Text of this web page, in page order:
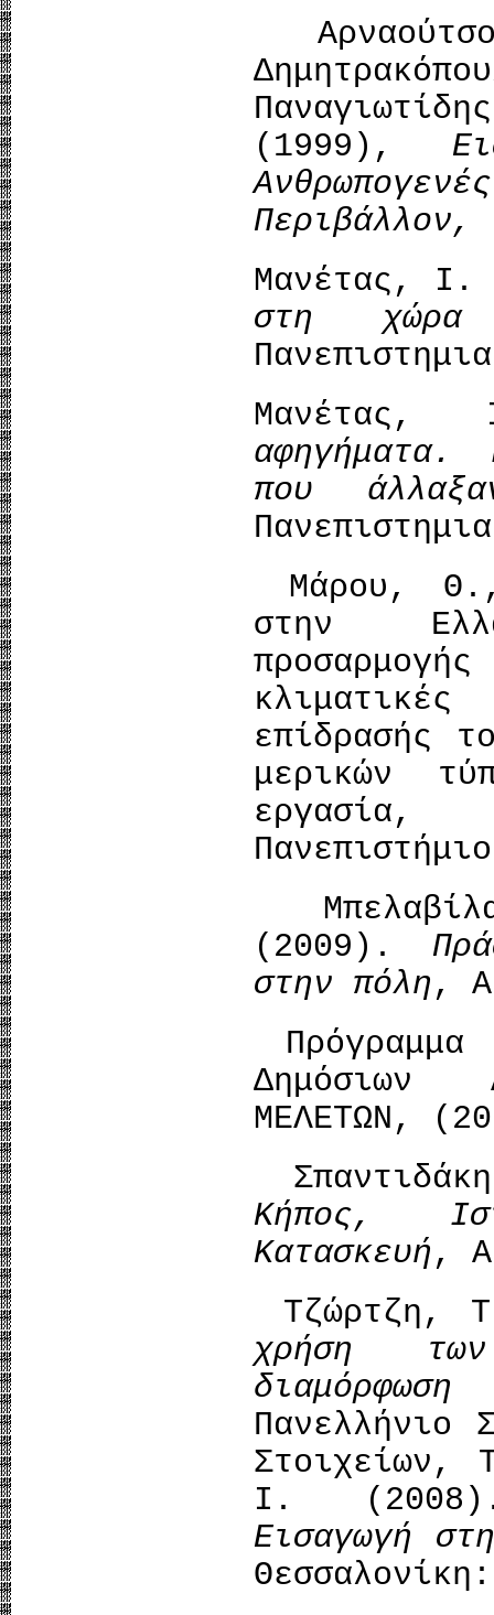
(1999),
Περιβάλλον,
Mανέτας,
στη
αφηγήματα.
που
Μάρου, Θ.,
στην
επίδρασής
μερικών
(2009).
στην πόλη,
Πρόγραμμα
Δημόσιων
ΜΕΛΕΤΩΝ,
Κήπος,
Κατασκευή,
Τζώρτζη,
χρήση
Πανελλήνιο
Ι.
Εισαγωγή